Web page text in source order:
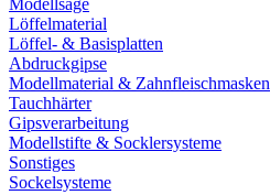
Modellsäge
Löffelmaterial
Löffel- & Basisplatten
Abdruckgipse
Modellmaterial & Zahnfleischmasken
Tauchhärter
Gipsverarbeitung
Modellstifte & Socklersysteme
Sonstiges
Sockelsysteme